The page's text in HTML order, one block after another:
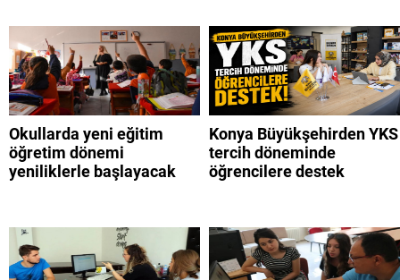
Okullarda yeni eğitim
öğretim dönemi
yeniliklerle başlayacak
Konya Büyükşehirden YKS
tercih döneminde
öğrencilere destek